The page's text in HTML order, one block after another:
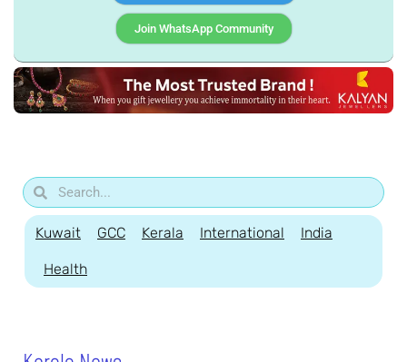
Join WhatsApp Community
Kuwait GCC Kerala International India
Health